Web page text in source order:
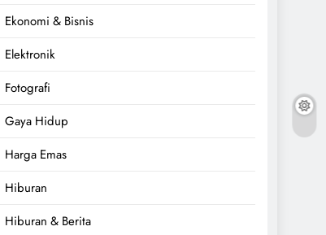
Ekonomi & Bisnis
Elektronik
Fotografi
Gaya Hidup
Harga Emas
Hiburan
Hiburan & Berita